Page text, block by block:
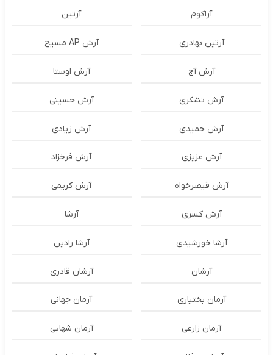
آراکوم آرتین
آرتین بهادری آرش AP مسیح
آرش آج آرش اوستا
آرش تشکری آرش حسینی
آرش حمیدی آرش زیادی
آرش عزیزی آرش فرخزاد
آرش قیصرخواه آرش کریمی
آرش کسری آرشا
آرشا خورشیدی آرشا رادین
آرشان آرشان قادری
آرمان بختیاری آرمان جهانی
آرمان زارعی آرمان شهابی